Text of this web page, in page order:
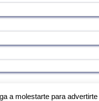
a molestarte para